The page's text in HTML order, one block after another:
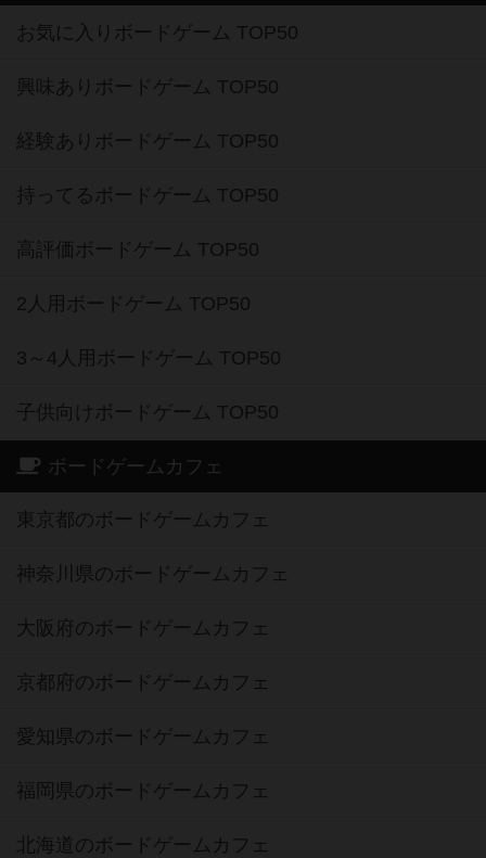
お気に入りボードゲーム TOP50
興味ありボードゲーム TOP50
経験ありボードゲーム TOP50
持ってるボードゲーム TOP50
高評価ボードゲーム TOP50
2人用ボードゲーム TOP50
3～4人用ボードゲーム TOP50
子供向けボードゲーム TOP50
ボードゲームカフェ
東京都のボードゲームカフェ
神奈川県のボードゲームカフェ
大阪府のボードゲームカフェ
京都府のボードゲームカフェ
愛知県のボードゲームカフェ
福岡県のボードゲームカフェ
北海道のボードゲームカフェ